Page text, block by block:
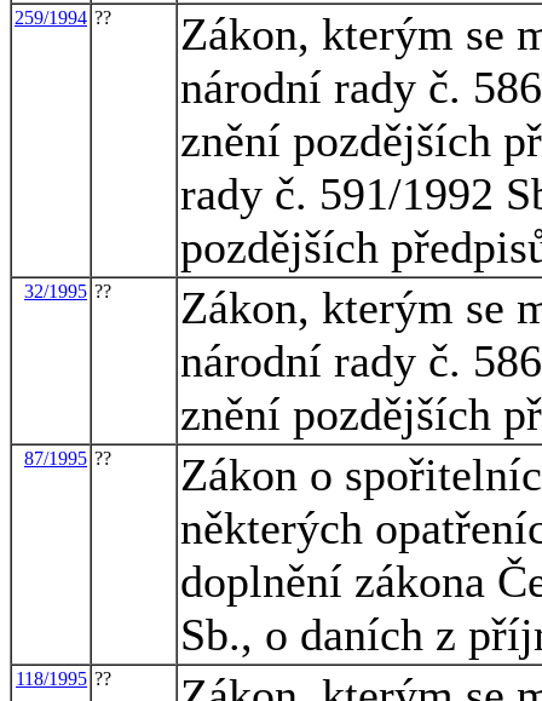
259/1994 ??
Zákon, kterým se
národní rady č.
znění pozdějších
rady č. 591/1992
pozdějších
32/1995 ??
Zákon, kterým se
národní rady č.
znění pozdějších
87/1995 ??
Zákon o
některých
doplnění zákona
Sb., o daních z
118/1995 ??